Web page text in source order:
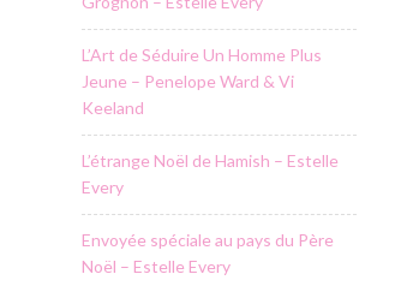
L’Art de Séduire Un Homme Plus
Jeune – Penelope Ward & Vi
Keeland
L’étrange Noël de Hamish – Estelle
Every
Envoyée spéciale au pays du Père
Noël – Estelle Every